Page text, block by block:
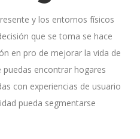
y los entornos físicos
que se toma se hace
en pro de mejorar la vida de
puedas encontrar hogares
con experiencias de usuario
pueda segmentarse